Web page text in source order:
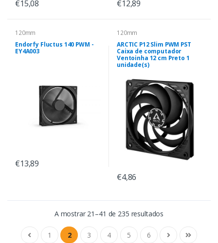
€15,08 €12,89
120mm
Endorfy Fluctus 140 PWM -
EY4A003
€13,89
120mm
ARCTIC P12 Slim PWM PST
Caixa de computador
Ventoinha 12 cm Preto 1
unidade(s)
€4,86
A mostrar 21–41 de 235 resultados
1 2 3 4 5 6